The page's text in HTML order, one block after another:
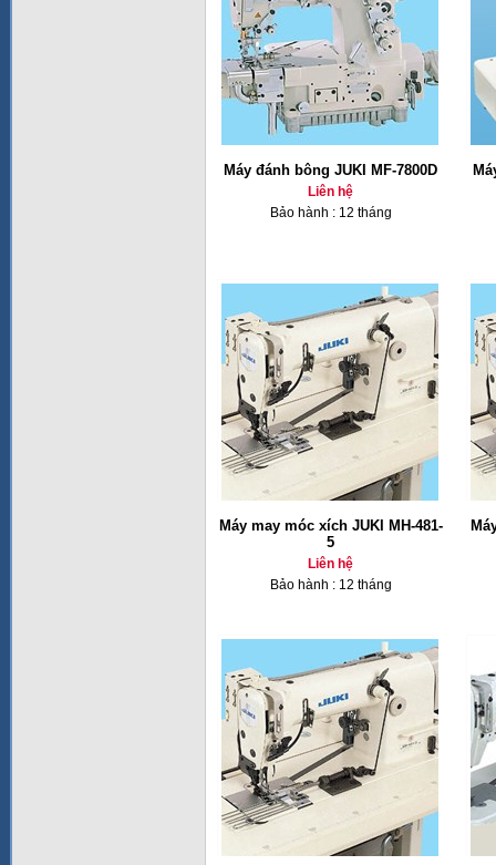
Máy đánh bông JUKI MF-7800D
Liên hệ
Bảo hành : 12 tháng
Máy may móc xích JUKI MH-481-
5
Liên hệ
Bảo hành : 12 tháng